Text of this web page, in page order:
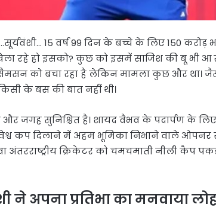
15 वर्ष 99 दिन के बच्चे के लिए 150
रहे हो इसको? कुछ को इसमें साजिश की बू भी आ
को बचा रहा है लेकिन मामला कुछ और था।
के बस की बात नहीं थी।
जगह सुनिश्चित है। शायद वैभव के पदार्पण के
कप दिलाने में अहम भूमिका निभाने वाले
क्रिकेटर को चमचमाती नीली कैप
ने अपना प्रतिभा का मनवाया